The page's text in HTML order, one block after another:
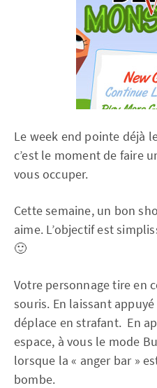
Le week end pointe déjà
c’est le moment de faire
vous occuper.
Cette semaine, un bon
aime. L’objectif est
🙂
Votre personnage tire en
souris. En laissant
déplace en strafant. En
espace, à vous le mode
lorsque la « anger bar »
bombe.